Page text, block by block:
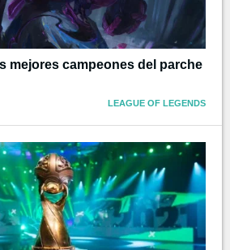
mejores campeones del parche
LEAGUE OF LEGENDS